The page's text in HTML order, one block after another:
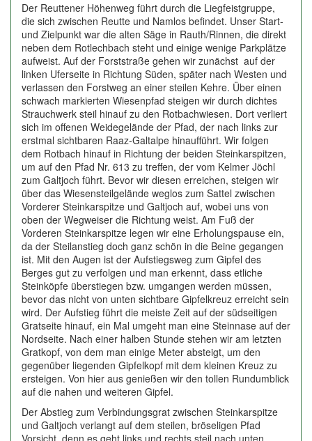
Der Reuttener Höhenweg führt durch die Liegfeistgruppe,
die sich zwischen Reutte und Namlos befindet. Unser Start-
und Zielpunkt war die alten Säge in Rauth/Rinnen, die direkt
neben dem Rotlechbach steht und einige wenige Parkplätze
aufweist. Auf der Forststraße gehen wir zunächst auf der
linken Uferseite in Richtung Süden, später nach Westen und
verlassen den Forstweg an einer steilen Kehre. Über einen
schwach markierten Wiesenpfad steigen wir durch dichtes
Strauchwerk steil hinauf zu den Rotbachwiesen. Dort verliert
sich im offenen Weidegelände der Pfad, der nach links zur
erstmal sichtbaren Raaz-Galtalpe hinaufführt. Wir folgen
dem Rotbach hinauf in Richtung der beiden Steinkarspitzen,
um auf den Pfad Nr. 613 zu treffen, der vom Kelmer Jöchl
zum Galtjoch führt. Bevor wir diesen erreichen, steigen wir
über das Wiesensteilgelände weglos zum Sattel zwischen
Vorderer Steinkarspitze und Galtjoch auf, wobei uns von
oben der Wegweiser die Richtung weist. Am Fuß der
Vorderen Steinkarspitze legen wir eine Erholungspause ein,
da der Steilanstieg doch ganz schön in die Beine gegangen
ist. Mit den Augen ist der Aufstiegsweg zum Gipfel des
Berges gut zu verfolgen und man erkennt, dass etliche
Steinköpfe überstiegen bzw. umgangen werden müssen,
bevor das nicht von unten sichtbare Gipfelkreuz erreicht sein
wird. Der Aufstieg führt die meiste Zeit auf der südseitigen
Gratseite hinauf, ein Mal umgeht man eine Steinnase auf der
Nordseite. Nach einer halben Stunde stehen wir am letzten
Gratkopf, von dem man einige Meter absteigt, um den
gegenüber liegenden Gipfelkopf mit dem kleinen Kreuz zu
ersteigen. Von hier aus genießen wir den tollen Rundumblick
auf die nahen und weiteren Gipfel.
Der Abstieg zum Verbindungsgrat zwischen Steinkarspitze
und Galtjoch verlangt auf dem steilen, bröseligen Pfad
Vorsicht, denn es geht links und rechts steil nach unten.